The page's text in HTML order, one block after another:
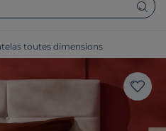
toutes dimensions